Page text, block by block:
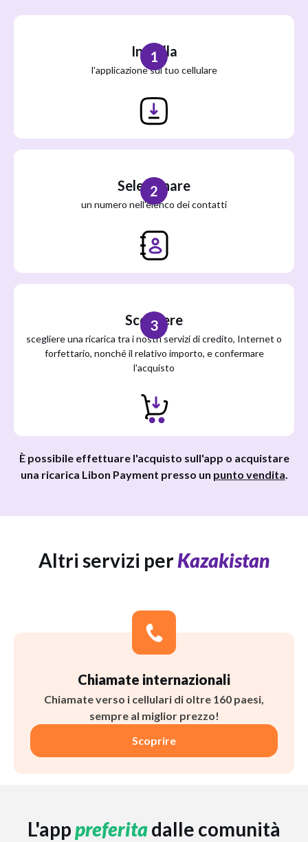
Installa
l'applicazione sul tuo cellulare
1
Selezionare
un numero nell'elenco dei contatti
2
Scegliere
scegliere una ricarica tra i nostri servizi di credito, Internet o
forfettario, nonché il relativo importo, e confermare
l'acquisto
3
È possibile effettuare l'acquisto sull'app o acquistare
una ricarica Libon Payment presso un punto vendita.
Altri servizi perKazakistan
Chiamate internazionali
Chiamate verso i cellulari di oltre 160 paesi,
sempre al miglior prezzo!
Scoprire
L'apppreferitadalle comunità